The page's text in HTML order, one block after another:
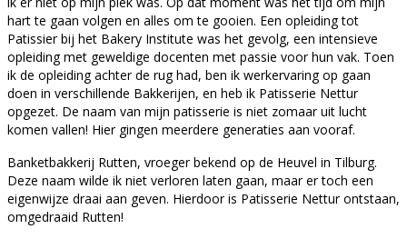
hart te gaan volgen en alles om te gooien. Een opleiding tot
Patissier bij het Bakery Institute was het gevolg, een intensieve
opleiding met geweldige docenten met passie voor hun vak. Toen
ik de opleiding achter de rug had, ben ik werkervaring op gaan
doen in verschillende Bakkerijen, en heb ik Patisserie Nettur
opgezet. De naam van mijn patisserie is niet zomaar uit lucht
komen vallen! Hier gingen meerdere generaties aan vooraf.
Banketbakkerij Rutten, vroeger bekend op de Heuvel in Tilburg.
Deze naam wilde ik niet verloren laten gaan, maar er toch een
eigenwijze draai aan geven. Hierdoor is Patisserie Nettur ontstaan,
omgedraaid Rutten!